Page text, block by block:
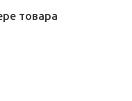
товара